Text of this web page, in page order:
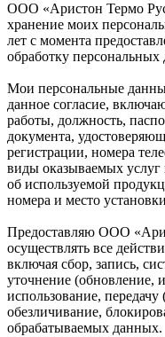
ООО «Аристон Термо
хранение моих
лет с момента
обработку
Мои персональные
данное согласие,
работы, должность,
документа,
регистрации, номера
виды оказываемых
об используемой
номера и место
Предоставляю ООО
осуществлять все
включая сбор, запись,
уточнение (обновление,
использование,
обезличивание,
обрабатываемых данных.